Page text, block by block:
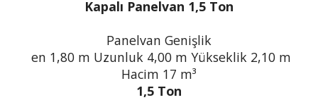
Kapalı Panelvan 1,5 Ton
Panelvan Genişlik
en 1,80 m Uzunluk 4,00 m Yükseklik 2,10 m
Hacim 17 m³
1,5 Ton